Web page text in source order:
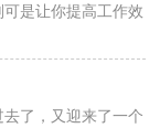
是让你提高工作效
下是小...
了，又迎来了一个